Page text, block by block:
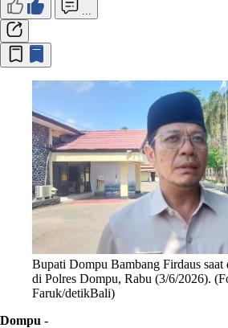
Bupati Dompu Bambang Firdaus saat
di Polres Dompu, Rabu (3/6/2026).
Faruk/detikBali)
Dompu -